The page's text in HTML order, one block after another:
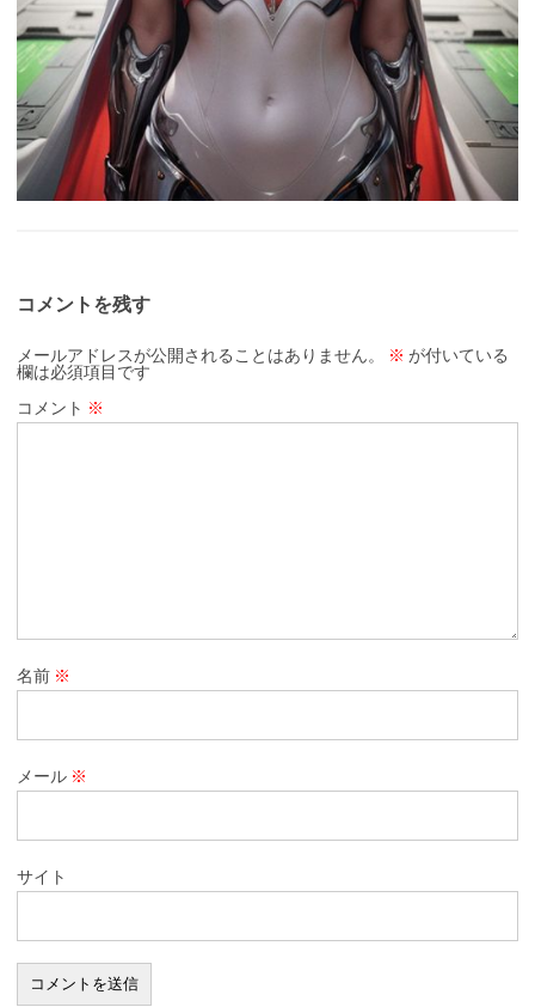
コメントを残す
メールアドレスが公開されることはありません。 ※ が付いている
欄は必須項目です
コメント ※
名前 ※
メール ※
サイト